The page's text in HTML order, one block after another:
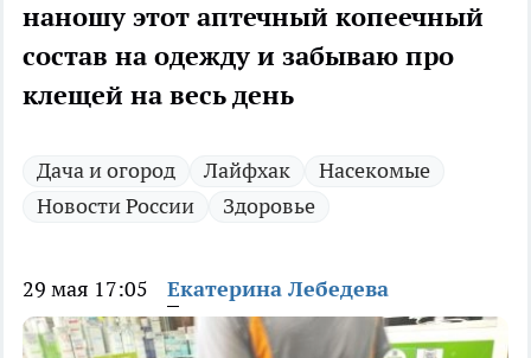
наношу этот аптечный копеечный
состав на одежду и забываю про
клещей на весь день
Дача и огород Лайфхак
Насекомые
Новости России
Здоровье
29 мая 17:05 Екатерина Лебедева